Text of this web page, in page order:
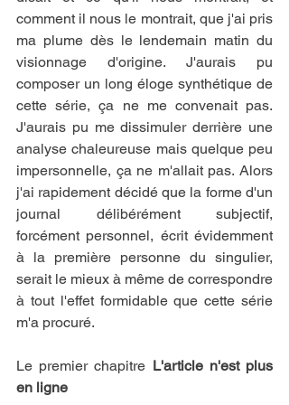
comment il nous le montrait, que j'ai pris
ma plume dès le lendemain matin du
visionnage d'origine. J'aurais pu
composer un long éloge synthétique de
cette série, ça ne me convenait pas.
J'aurais pu me dissimuler derrière une
analyse chaleureuse mais quelque peu
impersonnelle, ça ne m'allait pas. Alors
j'ai rapidement décidé que la forme d'un
journal délibérément subjectif,
forcément personnel, écrit évidemment
à la première personne du singulier,
serait le mieux à même de correspondre
à tout l'effet formidable que cette série
m'a procuré.
Le premier chapitre L'article n'est plus
en ligne